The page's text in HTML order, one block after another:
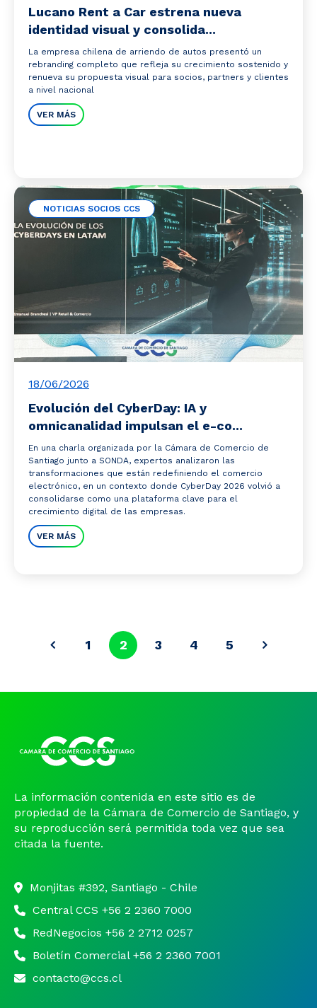
Lucano Rent a Car estrena nueva
identidad visual y consolida...
La empresa chilena de arriendo de autos presentó un
rebranding completo que refleja su crecimiento sostenido y
renueva su propuesta visual para socios, partners y clientes
a nivel nacional
VER MÁS
NOTICIAS SOCIOS CCS
18/06/2026
Evolución del CyberDay: IA y
omnicanalidad impulsan el e-co...
En una charla organizada por la Cámara de Comercio de
Santiago junto a SONDA, expertos analizaron las
transformaciones que están redefiniendo el comercio
electrónico, en un contexto donde CyberDay 2026 volvió a
consolidarse como una plataforma clave para el
crecimiento digital de las empresas.
VER MÁS
1 2 3 4 5
La información contenida en este sitio es de
propiedad de la Cámara de Comercio de Santiago, y
su reproducción será permitida toda vez que sea
citada la fuente.
Monjitas #392, Santiago - Chile
Central CCS +56 2 2360 7000
RedNegocios +56 2 2712 0257
Boletín Comercial +56 2 2360 7001
contacto@ccs.cl